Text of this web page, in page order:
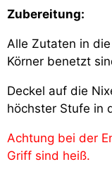
Zubereitung:
Alle Zutaten in die
Körner benetzt
Deckel auf die
höchster Stufe in
Achtung bei der
Griff sind heiß.